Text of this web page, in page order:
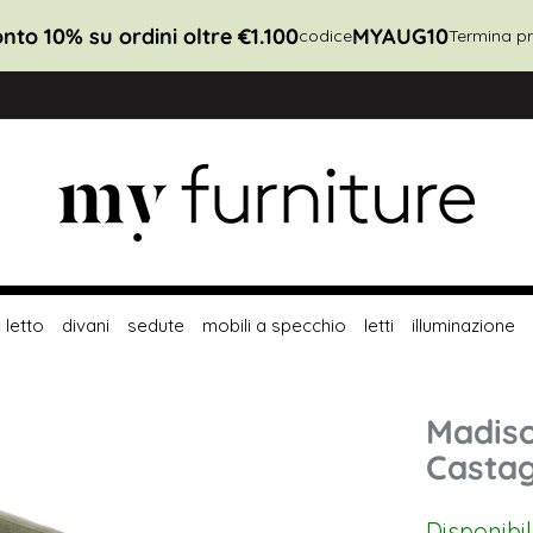
10% su ordini oltre €1.100codiceMYAUG10Termina
letto divani sedute mobili a specchio letti illuminazione